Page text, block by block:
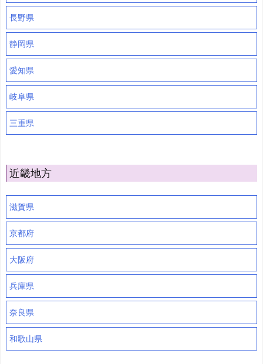
長野県
静岡県
愛知県
岐阜県
三重県
近畿地方
滋賀県
京都府
大阪府
兵庫県
奈良県
和歌山県